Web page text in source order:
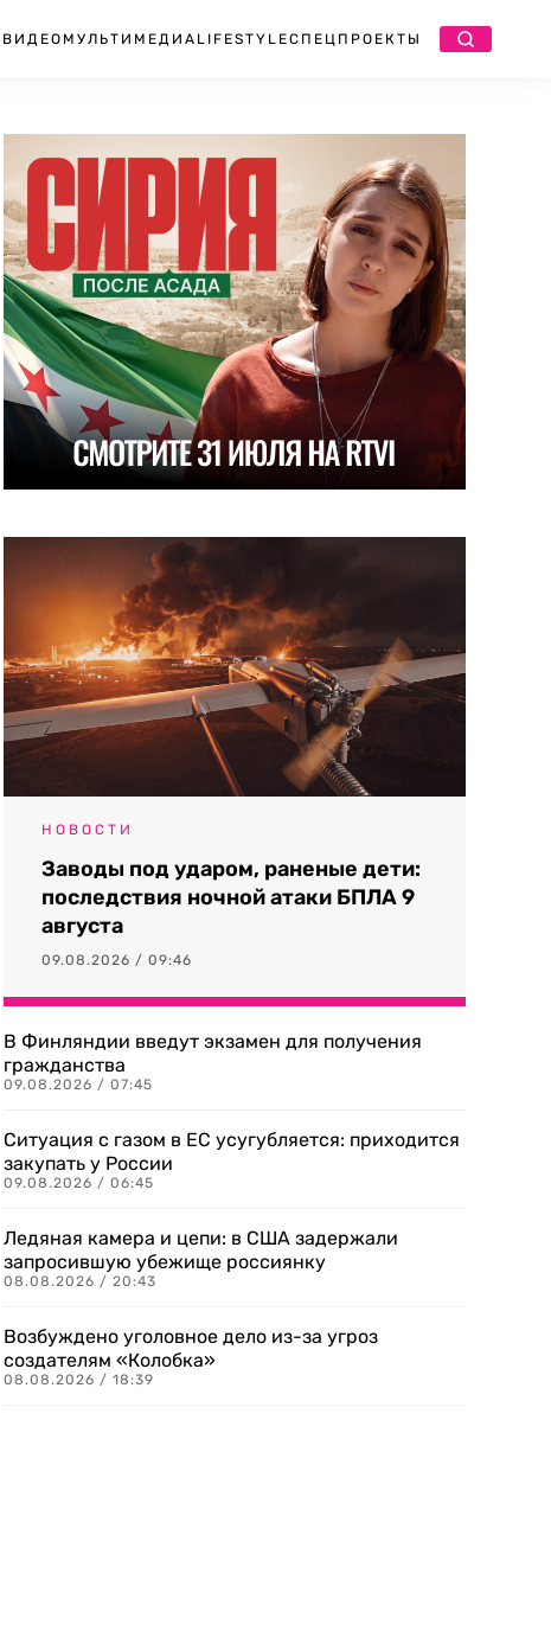
ВИДЕО МУЛЬТИМЕДИА LIFESTYLEСПЕЦПРОЕКТЫ
НОВОСТИ
Заводы под ударом, раненые дети:
последствия ночной атаки БПЛА 9
августа
09.08.2026 / 09:46
В Финляндии введут экзамен для получения
гражданства
09.08.2026 / 07:45
Ситуация с газом в ЕС усугубляется: приходится
закупать у России
09.08.2026 / 06:45
Ледяная камера и цепи: в США задержали
запросившую убежище россиянку
08.08.2026 / 20:43
Возбуждено уголовное дело из-за угроз
создателям «Колобка»
08.08.2026 / 18:39